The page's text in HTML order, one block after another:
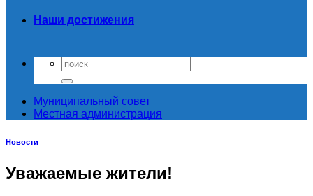
Наши достижения
Муниципальный совет
Местная администрация
Новости
Уважаемые жители!